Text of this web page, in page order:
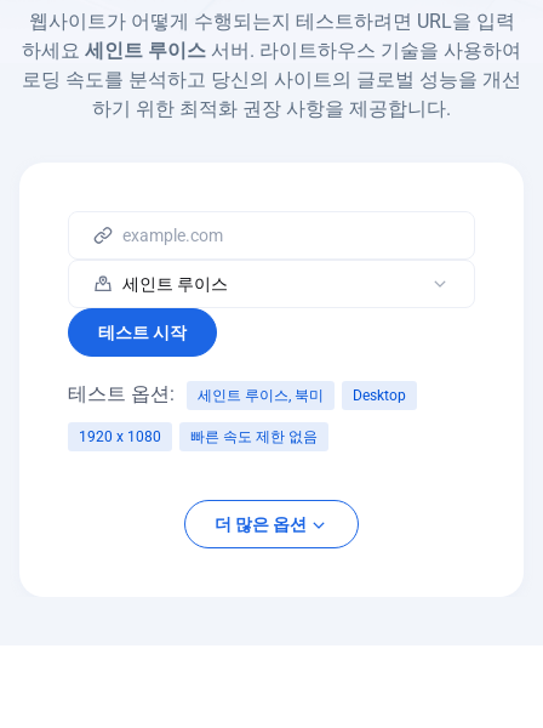
웹사이트가 어떻게 수행되는지 테스트하려면 URL을 입력
하세요 세인트 루이스 서버. 라이트하우스 기술을 사용하여
로딩 속도를 분석하고 당신의 사이트의 글로벌 성능을 개선
하기 위한 최적화 권장 사항을 제공합니다.
테스트 시작
테스트 옵션: 세인트 루이스, 북미 Desktop
1920 x 1080 빠른 속도 제한 없음
데스크탑
더 많은 옵션